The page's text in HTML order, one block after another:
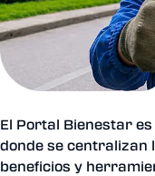
El Portal Bienestar
donde se centralizan
beneficios y